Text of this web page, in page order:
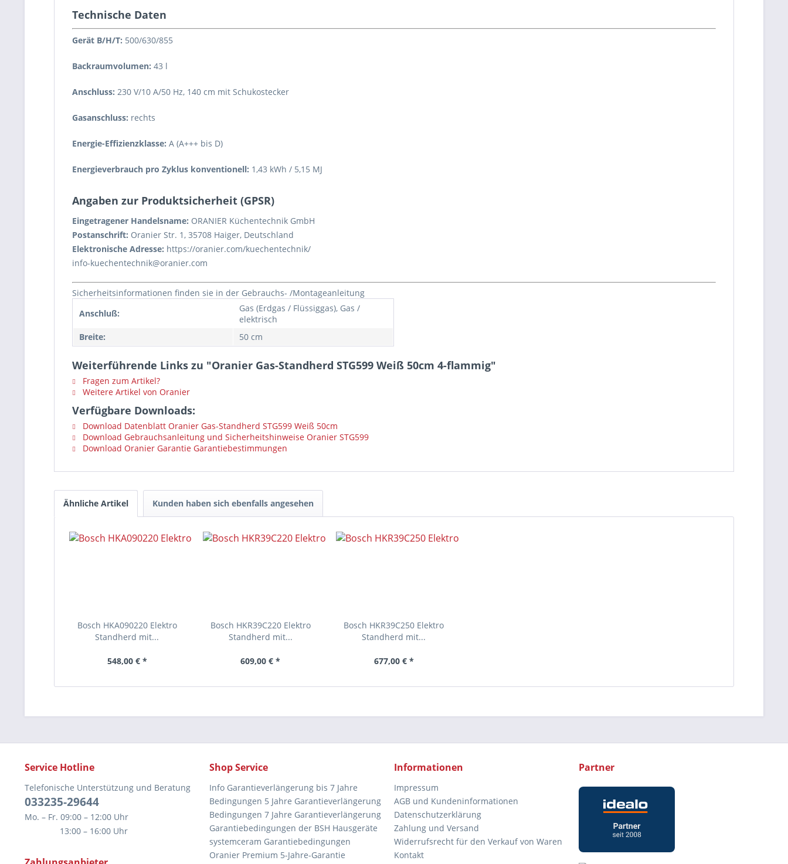
Technische Daten
Gerät B/H/T: 500/630/855
Backraumvolumen: 43 l
Anschluss: 230 V/10 A/50 Hz, 140 cm mit Schukostecker
Gasanschluss: rechts
Energie-Effizienzklasse: A (A+++ bis D)
Energieverbrauch pro Zyklus konventionell: 1,43 kWh / 5,15 MJ
Angaben zur Produktsicherheit (GPSR)
Eingetragener Handelsname: ORANIER Küchentechnik GmbH
Postanschrift: Oranier Str. 1, 35708 Haiger, Deutschland
Elektronische Adresse: https://oranier.com/kuechentechnik/
info-kuechentechnik@oranier.com
Sicherheitsinformationen finden sie in der Gebrauchs- /Montageanleitung
Anschluß:
Gas (Erdgas / Flüssiggas), Gas /
elektrisch
Breite:
50 cm
Weiterführende Links zu "Oranier Gas-Standherd STG599 Weiß 50cm 4-flammig"
Fragen zum Artikel?
Weitere Artikel von Oranier
Verfügbare Downloads:
Download Datenblatt Oranier Gas-Standherd STG599 Weiß 50cm
Download Gebrauchsanleitung und Sicherheitshinweise Oranier STG599
Download Oranier Garantie Garantiebestimmungen
Ähnliche Artikel Kunden haben sich ebenfalls angesehen
Bosch HKA090220 Elektro
Standherd mit...
548,00 € *
Bosch HKR39C220 Elektro
Standherd mit...
609,00 € *
Bosch HKR39C250 Elektro
Standherd mit...
677,00 € *
Service Hotline
Telefonische Unterstützung und Beratung
033235-29644
Mo. – Fr. 09:00 – 12:00 Uhr
13:00 – 16:00 Uhr
Shop Service
Info Garantieverlängerung bis 7 Jahre
Bedingungen 5 Jahre Garantieverlängerung
Bedingungen 7 Jahre Garantieverlängerung
Garantiebedingungen der BSH Hausgeräte
systemceram Garantiebedingungen
Oranier Premium 5-Jahre-Garantie
Informationen
Impressum
AGB und Kundeninformationen
Datenschutzerklärung
Zahlung und Versand
Widerrufsrecht für den Verkauf von Waren
Kontakt
Partner